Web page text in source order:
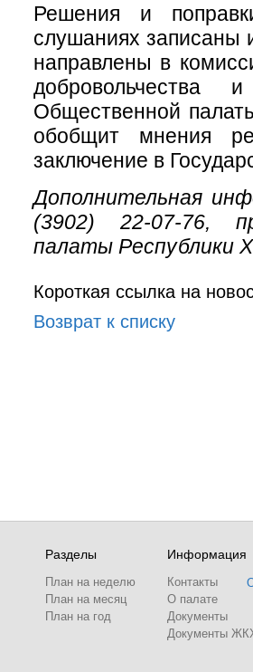
Решения и
слушаниях
направлены в
добровольчества
Общественной
обобщит мнения
заключение в
Дополнительная
(3902) 22-07-76,
палаты Республики
Короткая ссылка на
Возврат к списку
Разделы
План на неделю
План на месяц
План на год
Информация
Контакты
О палате
Документы
Документы